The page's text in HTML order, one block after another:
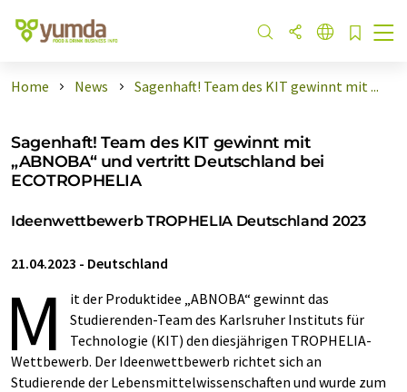
Home News Sagenhaft! Team des KIT gewinnt mit ...
Sagenhaft! Team des KIT gewinnt mit
„ABNOBA“ und vertritt Deutschland bei
ECOTROPHELIA
Ideenwettbewerb TROPHELIA Deutschland 2023
21.04.2023 - Deutschland
M
it der Produktidee „ABNOBA“ gewinnt das
Studierenden-Team des Karlsruher Instituts für
Technologie (KIT) den diesjährigen TROPHELIA-
Wettbewerb. Der Ideenwettbewerb richtet sich an
Studierende der Lebensmittelwissenschaften und wurde zum